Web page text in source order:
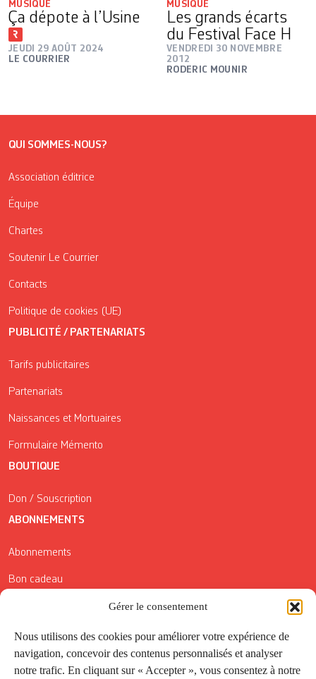
Gérer le consentement
Nous utilisons des cookies pour améliorer votre expérience de
navigation, concevoir des contenus personnalisés et analyser
notre trafic. En cliquant sur « Accepter », vous consentez à notre
MUSIQUE
Ça dépote à l’Usine
JEUDI 29 AOÛT 2024
LE COURRIER
MUSIQUE
Les grands écarts
du Festival Face H
VENDREDI 30 NOVEMBRE
2012
RODERIC MOUNIR
QUI SOMMES-NOUS?
Association éditrice
Équipe
Chartes
Soutenir Le Courrier
Contacts
Politique de cookies (UE)
PUBLICITÉ / PARTENARIATS
Tarifs publicitaires
Partenariats
Naissances et Mortuaires
Formulaire Mémento
BOUTIQUE
Don / Souscription
ABONNEMENTS
Abonnements
Bon cadeau
Conditions générales de vente
Réductions de la Carte Côté Courrier
Application